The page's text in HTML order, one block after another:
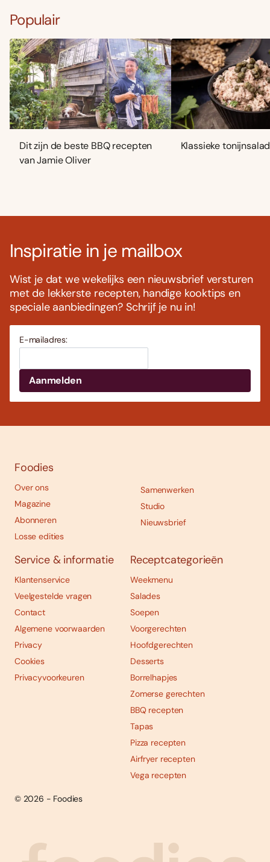
Abonneren
Populair
Dit zijn de beste BBQ recepten
van Jamie Oliver
Klassieke
Inspiratie in je mailbox
Wist je dat we wekelijks een nieuwsbrief versturen
met de lekkerste recepten, handige kooktips en
speciale aanbiedingen? Schrijf je nu in!
E-mailadres:
Foodies
Over ons
Magazine
Abonneren
Losse edities
Samenwerken
Studio
Nieuwsbrief
Service & informatie
Klantenservice
Veelgestelde vragen
Contact
Algemene voorwaarden
Privacy
Cookies
Privacyvoorkeuren
Receptcategorieën
Weekmenu
Salades
Soepen
Voorgerechten
Hoofdgerechten
Desserts
Borrelhapjes
Zomerse gerechten
BBQ recepten
Tapas
Pizza recepten
Airfryer recepten
Vega recepten
© 2026 - Foodies